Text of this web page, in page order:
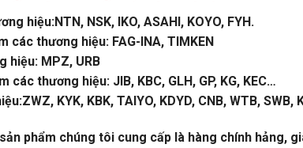
hiệu:NTN, NSK, IKO, ASAHI, KOYO, FYH.
các thương hiệu: FAG-INA, TIMKEN
hiệu: MPZ, URB
các thương hiệu: JIB, KBC, GLH, GP, KG, KEC…
KYK, KBK, TAIYO, KDYD, CNB, WTB,
phẩm chúng tôi cung cấp là hàng chính hảng,